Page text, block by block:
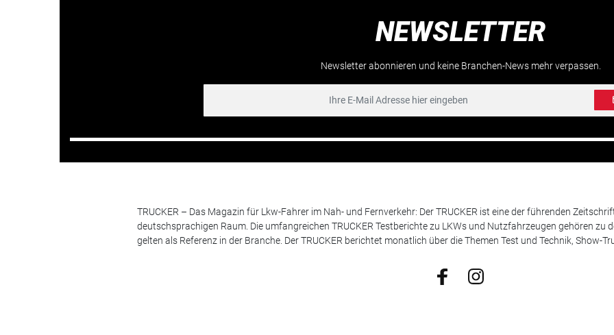
NEWSLETTER
Newsletter abonnieren und keine Branchen-News mehr verpassen.
TRUCKER – Das Magazin für Lkw-Fahrer im Nah- und Fernverkehr: Der TRUCKER ist eine der führenden
deutschsprachigen Raum. Die umfangreichen TRUCKER Testberichte zu LKWs und Nutzfahrzeugen gehören zu
gelten als Referenz in der Branche. Der TRUCKER berichtet monatlich über die Themen Test und Technik, Show-